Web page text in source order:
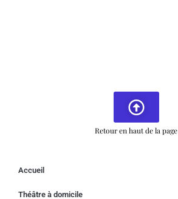
Retour en haut de la page
Accueil
Théâtre à domicile